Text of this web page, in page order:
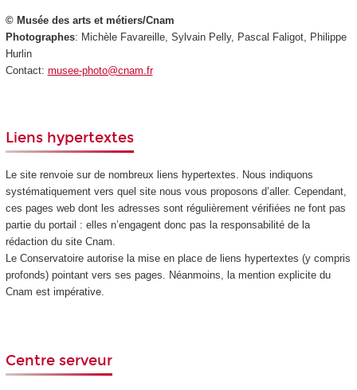
© Musée des arts et métiers/Cnam
Photographes: Michèle Favareille, Sylvain Pelly, Pascal Faligot, Philippe
Hurlin
Contact: musee-photo@cnam.fr
Liens hypertextes
Le site renvoie sur de nombreux liens hypertextes. Nous indiquons
systématiquement vers quel site nous vous proposons d’aller. Cependant,
ces pages web dont les adresses sont régulièrement vérifiées ne font pas
partie du portail : elles n’engagent donc pas la responsabilité de la
rédaction du site Cnam.
Le Conservatoire autorise la mise en place de liens hypertextes (y compris
profonds) pointant vers ses pages. Néanmoins, la mention explicite du
Cnam est impérative.
Centre serveur